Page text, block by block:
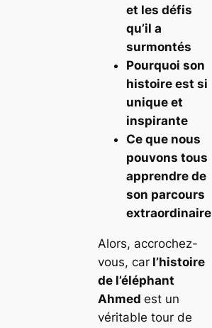
et les défis
qu’il a
surmontés
Pourquoi son
histoire est si
unique et
inspirante
Ce que nous
pouvons tous
apprendre de
son parcours
extraordinaire
Alors, accrochez-
vous, carl’histoire
de l’éléphant
Ahmed est un
véritable tour de